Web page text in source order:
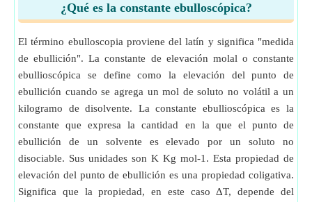
¿Qué es la constante ebulloscópica?
El término ebulloscopia proviene del latín y significa "medida
de ebullición". La constante de elevación molal o constante
ebullioscópica se define como la elevación del punto de
ebullición cuando se agrega un mol de soluto no volátil a un
kilogramo de disolvente. La constante ebullioscópica es la
constante que expresa la cantidad en la que el punto de
ebullición de un solvente es elevado por un soluto no
disociable. Sus unidades son K Kg mol-1. Esta propiedad de
elevación del punto de ebullición es una propiedad coligativa.
Significa que la propiedad, en este caso ΔT, depende del